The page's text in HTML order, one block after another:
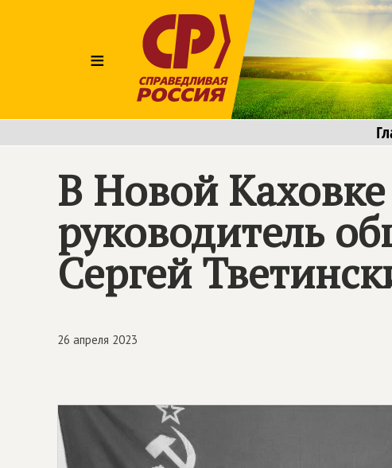
≡
В Новой
руководитель
Сергей
26 апреля 2023